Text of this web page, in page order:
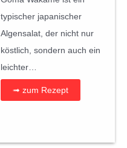
typischer japanischer
Algensalat, der nicht nur
köstlich, sondern auch ein
leichter…
➟ zum Rezept